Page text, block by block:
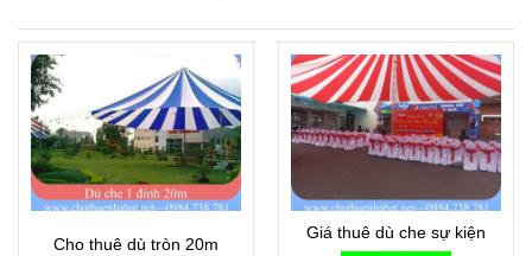
Cho thuê dù tròn 20m
Giá thuê dù che sự kiện